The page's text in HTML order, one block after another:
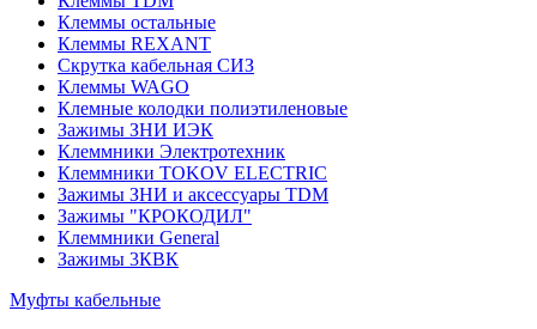
Клеммы остальные
Клеммы REXANT
Скрутка кабельная СИЗ
Клеммы WAGO
Клемные колодки полиэтиленовые
Зажимы ЗНИ ИЭК
Клеммники Электротехник
Клеммники TOKOV ELECTRIC
Зажимы ЗНИ и аксессуары TDM
Зажимы "КРОКОДИЛ"
Клеммники General
Зажимы 3КВК
Муфты кабельные